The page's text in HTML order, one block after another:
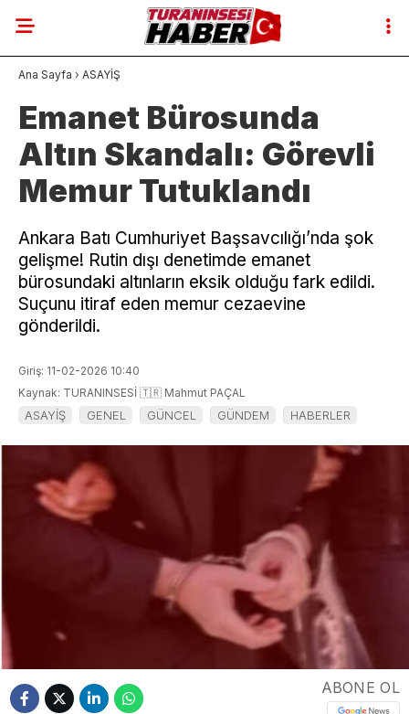
Ana Sayfa › ASAYİŞ
Emanet Bürosunda
Altın Skandalı: Görevli
Memur Tutuklandı
Ankara Batı Cumhuriyet Başsavcılığı’nda şok
gelişme! Rutin dışı denetimde emanet
bürosundaki altınların eksik olduğu fark edildi.
Suçunu itiraf eden memur cezaevine
gönderildi.
Giriş: 11-02-2026 10:40
Kaynak: TURANINSESİ 🇹🇷 Mahmut PAÇAL
ASAYİŞ GENEL GÜNCEL GÜNDEM HABERLER
ABONE OL